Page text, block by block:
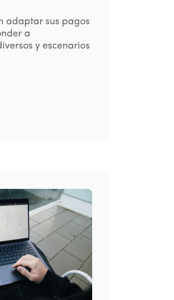
adaptar sus pagos
a
y escenarios